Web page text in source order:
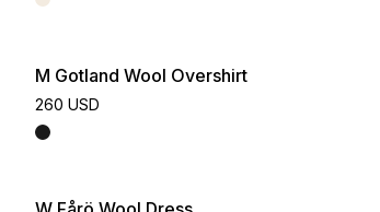
M Gotland Wool Overshirt
260 USD